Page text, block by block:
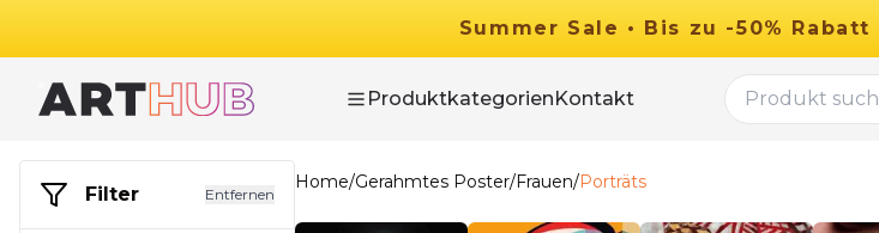
Summer Sale • Bis zu -50% Rabatt
ProduktkategorienKontakt
Filter Entfernen
Home/Gerahmtes Poster/Frauen/Porträts